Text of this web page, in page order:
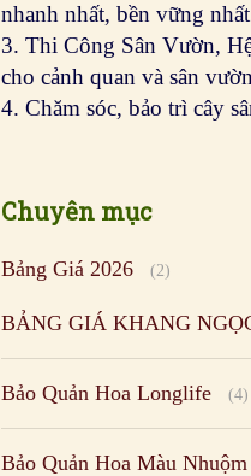
nhanh nhất, bền vững
3. Thi Công Sân Vườn,
cho cảnh quan và sân vườn
4. Chăm sóc, bảo trì cây
Chuyên mục
Bảng Giá 2026 (2)
BẢNG GIÁ KHANG
Bảo Quản Hoa Longlife (4)
Bảo Quản Hoa Màu Nhuộm